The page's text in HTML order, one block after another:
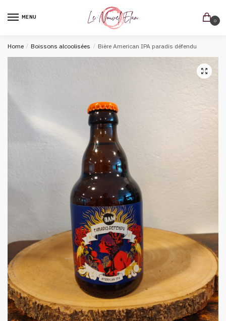
MENU
0
Home / Boissons alcoolisées / Bière American IPA paradis défendu
🔍